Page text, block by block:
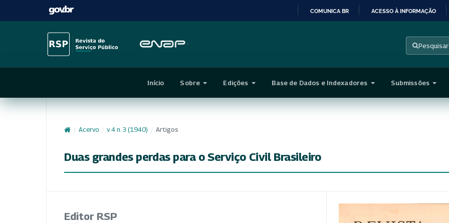
CONTEÚDO
COMUNICA BR ACESSO À INFORMAÇÃO
Pesquisar
Início Sobre Edições Base de Dados e Indexadores Submissões
/ Acervo / v. 4 n. 3 (1940) / Artigos
Duas grandes perdas para o Serviço Civil Brasileiro
Editor RSP